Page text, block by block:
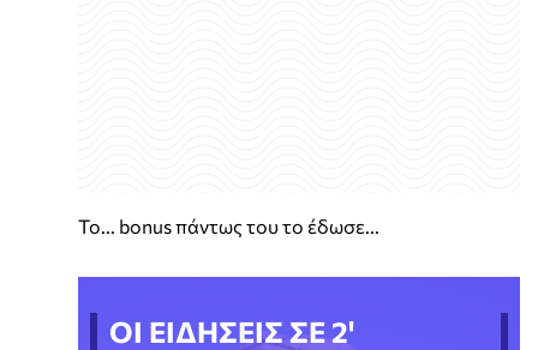
Το... bonus πάντως του το έδωσε...
ΟΙ ΕΙΔΗΣΕΙΣ ΣΕ 2'